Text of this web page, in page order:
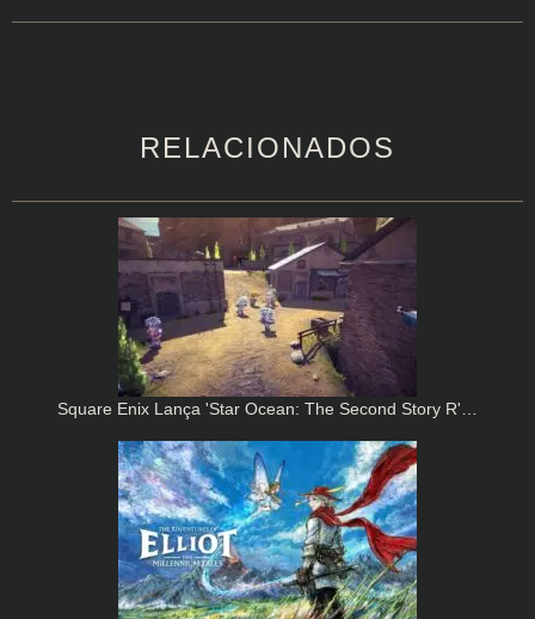
RELACIONADOS
Square Enix Lança 'Star Ocean: The Second Story R'…